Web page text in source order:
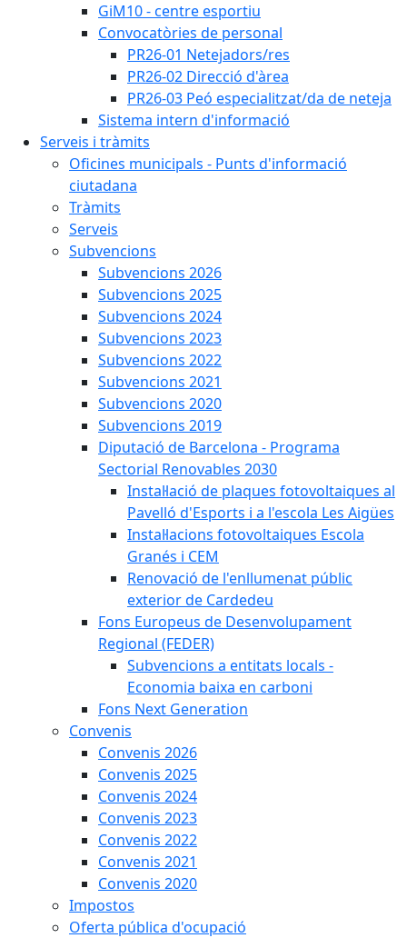
GiM10 - centre esportiu
Convocatòries de personal
PR26-01 Netejadors/res
PR26-02 Direcció d'àrea
PR26-03 Peó especialitzat/da de neteja
Sistema intern d'informació
Serveis i tràmits
Oficines municipals - Punts d'informació
ciutadana
Tràmits
Serveis
Subvencions
Subvencions 2026
Subvencions 2025
Subvencions 2024
Subvencions 2023
Subvencions 2022
Subvencions 2021
Subvencions 2020
Subvencions 2019
Diputació de Barcelona - Programa
Sectorial Renovables 2030
Instal·lació de plaques fotovoltaiques al
Pavelló d'Esports i a l'escola Les Aigües
Instal·lacions fotovoltaiques Escola
Granés i CEM
Renovació de l'enllumenat públic
exterior de Cardedeu
Fons Europeus de Desenvolupament
Regional (FEDER)
Subvencions a entitats locals -
Economia baixa en carboni
Fons Next Generation
Convenis
Convenis 2026
Convenis 2025
Convenis 2024
Convenis 2023
Convenis 2022
Convenis 2021
Convenis 2020
Impostos
Oferta pública d'ocupació